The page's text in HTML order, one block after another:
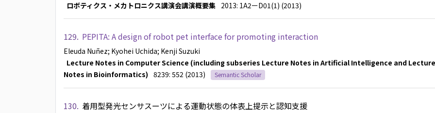
ロボティクス・メカトロニクス講演会講演概要集 2013: 1A2ーD01(1) (2013)
129. PEPITA: A design of robot pet interface for promoting interaction
Eleuda Nuñez; Kyohei Uchida; Kenji Suzuki
Lecture Notes in Computer Science (including subseries Lecture Notes in Artificial Intelligence and Lecture
Notes in Bioinformatics) 8239: 552 (2013) Semantic Scholar
130. 着用型発光センサスーツによる運動状態の体表上提示と認知支援